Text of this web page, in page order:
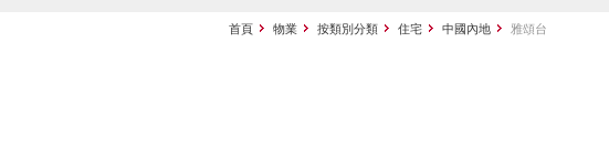
首頁 物業 按類別分類 住宅 中國內地 雅頌台